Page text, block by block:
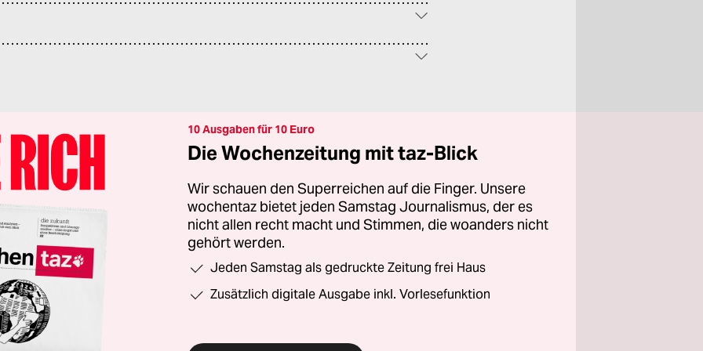
10 Ausgaben für 10 Euro
Die Wochenzeitung mit taz-Blick
Wir schauen den Superreichen auf die Finger. Unsere
wochentaz bietet jeden Samstag Journalismus, der es
nicht allen recht macht und Stimmen, die woanders nicht
gehört werden.
Jeden Samstag als gedruckte Zeitung frei Haus
Zusätzlich digitale Ausgabe inkl. Vorlesefunktion